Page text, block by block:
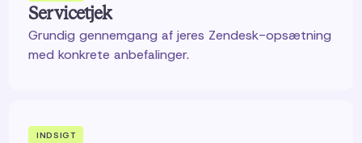
Servicetjek
Grundig gennemgang af jeres Zendesk-opsætning
med konkrete anbefalinger.
INDSIGT